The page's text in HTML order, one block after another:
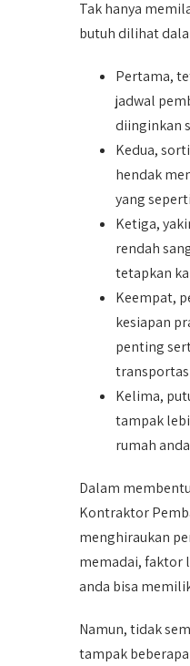
Tak hanya
butuh dilihat
Pertama,
jadwal
diinginkan
Kedua,
hendak
yang
Ketiga,
rendah
tetapkan
Keempat,
kesiapan
penting
Kelima,
tampak
rumah
Dalam
Kontraktor
menghiraukan
memadai, faktor
anda bisa
Namun, tidak
tampak